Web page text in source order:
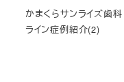
かまくらサンライズ歯
ライン症例紹介(2)